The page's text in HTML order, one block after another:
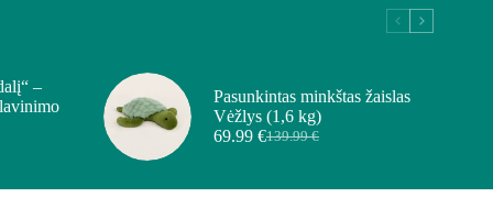
–
Pasunkintas minkštas žaislas
Vėžlys (1,6 kg)
139.99€
69.99 €